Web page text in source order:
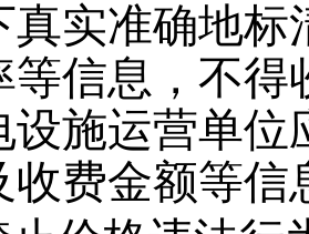
真实准确地标
等信息，不
设施运营单
收费金额等信